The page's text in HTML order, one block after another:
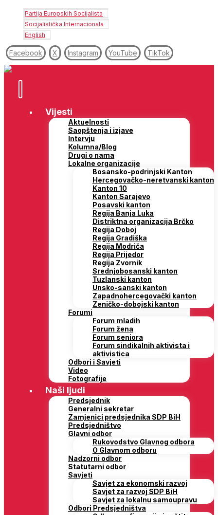
Partija Europskih Socijalista
Socijalistička Internacionala
English
Facebook X Instagram YouTube TikTok
Vijesti
Aktuelnosti
Saopštenja i izjave
Intervju
Kolumna/Blog
Drugi o nama
Lokalne organizacije
Bosansko-podrinjski Kanton
Hercegovačko-neretvanski kanton
Kanton 10
Kanton Sarajevo
Posavski kanton
Regija Banja Luka
Distriktna organizacija Brčko
Regija Doboj
Regija Gradiška
Regija Modriča
Regija Prijedor
Regija Zvornik
Srednjobosanski kanton
Tuzlanski kanton
Unsko-sanski kanton
Zapadnohercegovački kanton
Zeničko-dobojski kanton
Forumi
Forum mladih
Forum žena
Forum seniora
Forum sindikalnih aktivista i
aktivistica
Odbori i Savjeti
Video
Fotografije
Naši ljudi
Predsjednik
Generalni sekretar
Zamjenici predsjednika SDP BiH
Predsjedništvo
Glavni odbor
Rukovodstvo Glavnog odbora
O Glavnom odboru
Nadzorni odbor
Statutarni odbor
Savjeti
Savjet za ekonomski razvoj
Savjet za razvoj SDP BiH
Savjet za lokalnu samoupravu
Odbori Predsjedništva